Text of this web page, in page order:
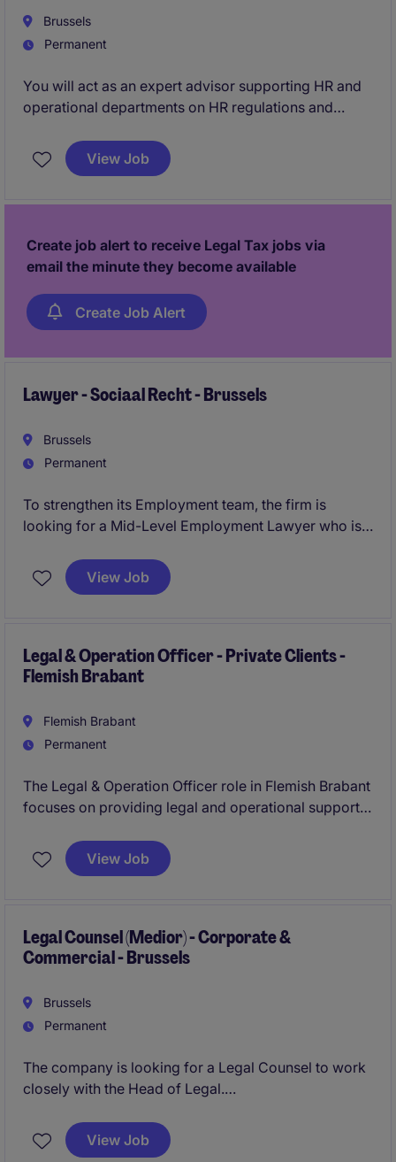
Brussels
Permanent
You will act as an expert advisor supporting HR and
operational departments on HR regulations and
The role is strategic and analytical, not operational:
stakeholders.
View Job
Create job alert to receive Legal Tax jobs via
email the minute they become available
Create Job Alert
Lawyer - Sociaal Recht - Brussels
Brussels
Permanent
To strengthen its Employment team, the firm is
looking for a Mid-Level Employment Lawyer who is
employment law matters within a collaborative and
internationally oriented environment
View Job
Legal & Operation Officer - Private Clients -
Flemish Brabant
Flemish Brabant
Permanent
The Legal & Operation Officer role in Flemish Brabant
focuses on providing legal and operational support
Leisure, Travel & Tourism industry. This permanent
position offers a full package of benefits and
View Job
Legal Counsel (Medior) - Corporate &
Commercial - Brussels
Brussels
Permanent
The company is looking for a Legal Counsel to work
closely with the Head of Legal.
You will act as a true business partner, contributing to
all legal aspects of the company's operations. This
View Job